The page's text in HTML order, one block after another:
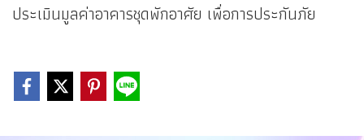
ประเมินมูลค่าอาคารชุดพักอาศัย เพื่อการประกันภัย